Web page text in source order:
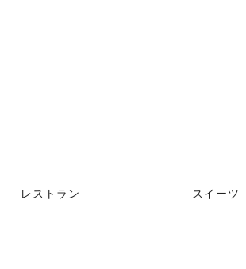
レストラン スイーツ